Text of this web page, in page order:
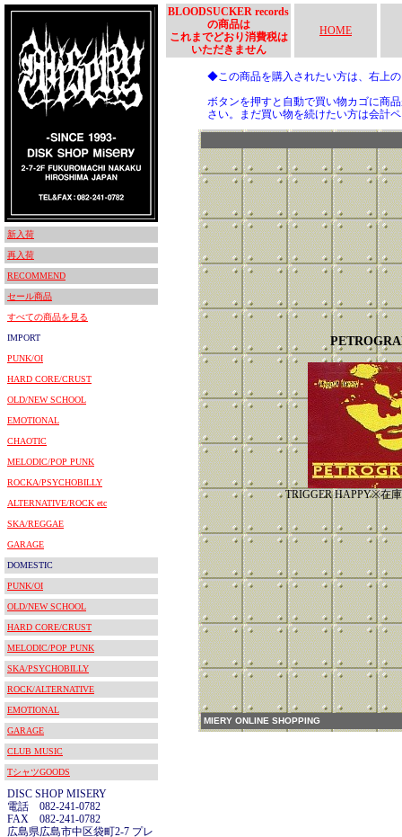
新入荷
再入荷
RECOMMEND
セール商品
すべての商品を見る
IMPORT
PUNK/OI
HARD CORE/CRUST
OLD/NEW SCHOOL
EMOTIONAL
CHAOTIC
MELODIC/POP PUNK
ROCKA/PSYCHOBILLY
ALTERNATIVE/ROCK etc
SKA/REGGAE
GARAGE
DOMESTIC
PUNK/OI
OLD/NEW SCHOOL
HARD CORE/CRUST
MELODIC/POP PUNK
SKA/PSYCHOBILLY
ROCK/ALTERNATIVE
EMOTIONAL
GARAGE
CLUB MUSIC
TシャツGOODS
DISC SHOP MISERY
電話 082-241-0782
FAX 082-241-0782
広島県広島市中区袋町2-7 プレ
BLOODSUCKER records
の商品は
これまでどおり消費税は
いただきません
HOME
◆この商品を購入されたい方は、右上
ボタンを押すと自動で買い物カゴに商
さい。まだ買い物を続けたい方は会計
TRIGGER HAPPY※在
MIERY ONLINE SHOPPING